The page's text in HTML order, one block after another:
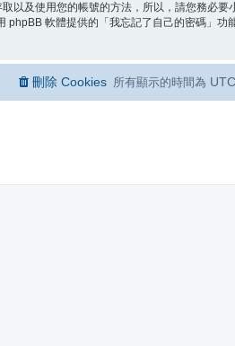
以及使用您的帳號的方法，所以，請您務必要
phpBB 軟體提供的「我忘記了自己的密碼」功
所有顯示的時間為
刪除 Cookies